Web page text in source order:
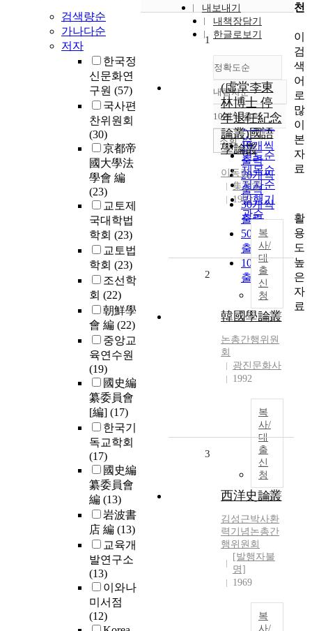
검색량순
가나다순
저자
한국정
신문화연
구원 (57)
국사편
찬위원회
(30)
京都帝
國大學法
學會 編
(23)
교토제
국대학법
학회 (23)
교토법
학회 (23)
조선학
회 (22)
朝鮮學
會 編 (22)
중앙교
육연수원
(19)
國史編
纂委員會
[編] (17)
한국기
독교학회
(17)
國史編
纂委員會
編 (13)
岩波書
店 編 (13)
교육개
발연구소
(13)
이와나
미서점
(12)
내보내기
내책장담기
한글로보기
정확도순
정확도
순
인기도
순
연도순
제목순
저자순
발행기
관순
내림차순
내림차순
10개씩 출력
10개씩
출력
20개씩
출력
30개씩
출력
50개씩
출력
100개씩
출력
조회
1
(虛堂李東
林博士 停
年退任紀念
論叢)國語
學論叢
이동림
集文堂
1993
복
사/
대
출
신
청
2
韓國學論叢
논총간행위원
회
광진문화사
1992
복
사/
대
출
신
청
3
西洋史論叢
김성근박사환
력기념논총간
행위원회
[발행자불
명]
1969
복
사/
천
이
검
색
어
로
많
이
본
자
료
활
용
도
높
은
자
료